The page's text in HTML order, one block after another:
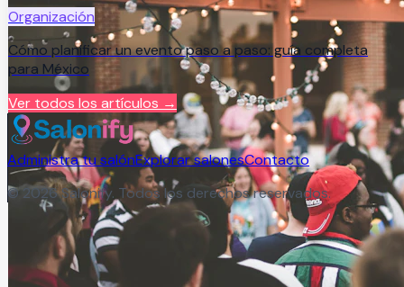
Organización
Cómo planificar un evento paso a paso: guía completa
para México
Ver todos los artículos →
Administra tu salónExplorar salonesContacto
© 2026Salonify. Todos los derechos reservados.